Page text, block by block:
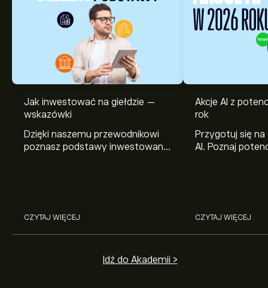
Jak inwestować na giełdzie —
wskazówki
Dzięki naszemu przewodnikowi
poznasz podstawy inwestowania
CZYTAJ WIĘCEJ
Akcje AI z
rok
Przygotuj się
AI. Poznaj
CZYTAJ WIĘCEJ
Idź do Akademii >